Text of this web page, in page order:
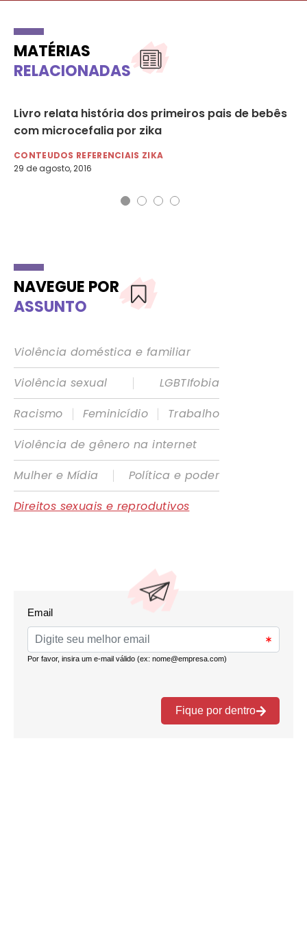
MATÉRIAS
RELACIONADAS
Livro relata história dos primeiros pais de bebês
com microcefalia por zika
CONTEUDOS REFERENCIAIS ZIKA
29 de agosto, 2016
NAVEGUE POR
ASSUNTO
Violência doméstica e familiar
Violência sexual
|
LGBTIfobia
Racismo
| Feminicídio |
Trabalho
Violência de gênero na internet
Mulher e Mídia
|
Política e poder
Direitos sexuais e reprodutivos